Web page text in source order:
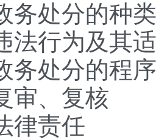
处分的种
行为及其
处分的程序
、复核
律责任